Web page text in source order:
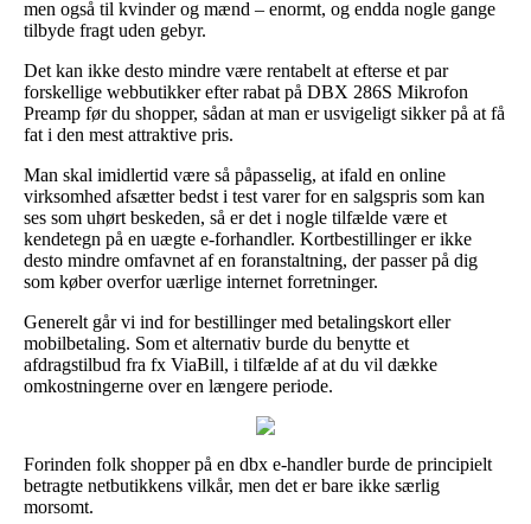
men også til kvinder og mænd – enormt, og endda nogle gange
tilbyde fragt uden gebyr.
Det kan ikke desto mindre være rentabelt at efterse et par
forskellige webbutikker efter rabat på DBX 286S Mikrofon
Preamp før du shopper, sådan at man er usvigeligt sikker på at få
fat i den mest attraktive pris.
Man skal imidlertid være så påpasselig, at ifald en online
virksomhed afsætter bedst i test varer for en salgspris som kan
ses som uhørt beskeden, så er det i nogle tilfælde være et
kendetegn på en uægte e-forhandler. Kortbestillinger er ikke
desto mindre omfavnet af en foranstaltning, der passer på dig
som køber overfor uærlige internet forretninger.
Generelt går vi ind for bestillinger med betalingskort eller
mobilbetaling. Som et alternativ burde du benytte et
afdragstilbud fra fx ViaBill, i tilfælde af at du vil dække
omkostningerne over en længere periode.
Forinden folk shopper på en dbx e-handler burde de principielt
betragte netbutikkens vilkår, men det er bare ikke særlig
morsomt.